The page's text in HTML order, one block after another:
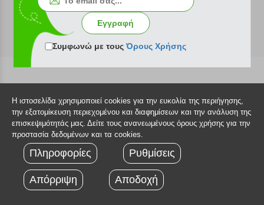
Όροι χρήσης
Τρόποι πληρωμής
Τρόποι αποστολής
Πολιτική επιστροφών
Τεχνική υποστήριξη
©2026 Plus4u.gr
Εγγραφή
Συμφωνώ με τουςΌρους Χρήσης
Η ιστοσελίδα χρησιμοποιεί cookies για την ευκολία της περιήγησης,
την εξατομίκευση περιεχομένου και διαφημίσεων και την ανάλυση της
επισκεψιμότητάς μας. Δείτε τους ανανεωμένους όρους χρήσης για την
προστασία δεδομένων και τα cookies.
Πληροφορίες Ρυθμίσεις
Απόρριψη Αποδοχή